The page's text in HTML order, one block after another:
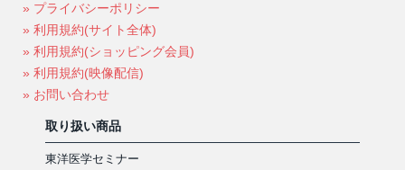
» プライバシーポリシー
» 利用規約(サイト全体)
» 利用規約(ショッピング会員)
» 利用規約(映像配信)
» お問い合わせ
取り扱い商品
東洋医学セミナー